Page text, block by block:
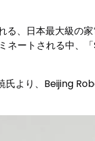
、日本最大級の
ネートされる中、
氏より、Beijing